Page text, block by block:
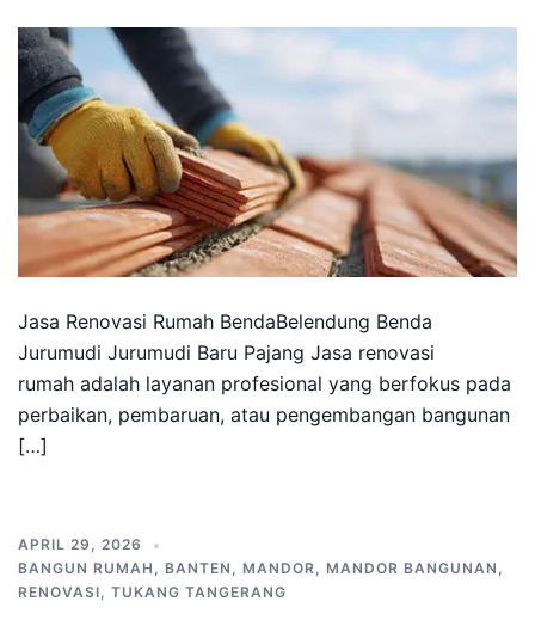
Jasa Renovasi Rumah BendaBelendung Benda
Jurumudi Jurumudi Baru Pajang Jasa renovasi
rumah adalah layanan profesional yang berfokus pada
perbaikan, pembaruan, atau pengembangan bangunan
[…]
APRIL 29, 2026
BANGUN RUMAH , BANTEN , MANDOR, MANDOR BANGUNAN ,
RENOVASI, TUKANG TANGERANG